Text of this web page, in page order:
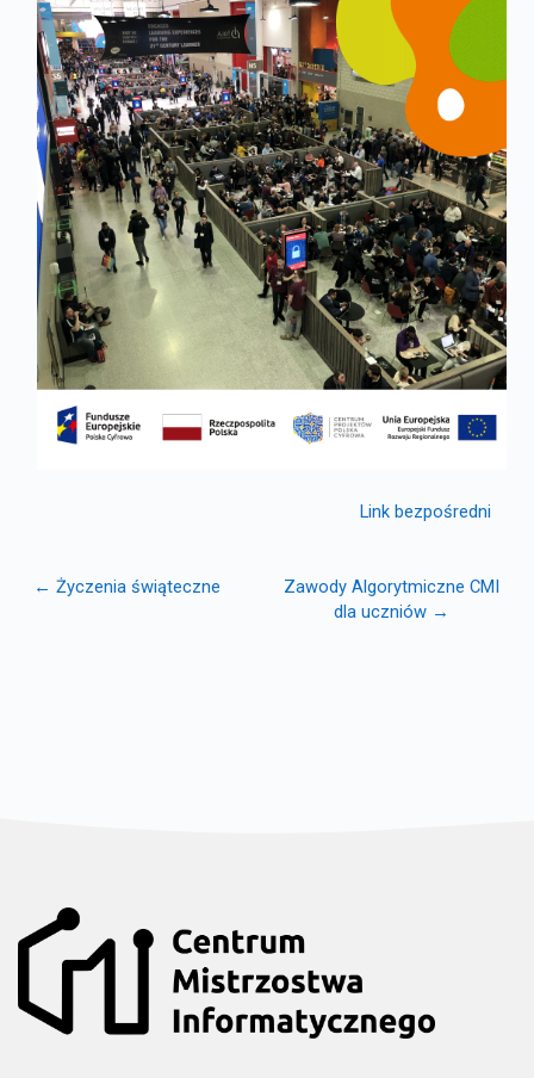
Link bezpośredni
← Życzenia świąteczne
Zawody Algorytmiczne CMI
dla uczniów →